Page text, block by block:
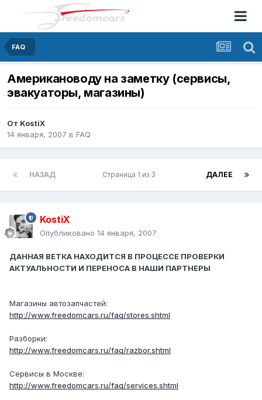
FAQ
Американоводу на заметку (сервисы,
эвакуаторы, магазины)
От KostiX
14 января, 2007 в FAQ
НАЗАД ДАЛЕЕ
Страница 1 из 3
KostiX
Опубликовано 14 января, 2007
ДАННАЯ ВЕТКА НАХОДИТСЯ В ПРОЦЕССЕ ПРОВЕРКИ
АКТУАЛЬНОСТИ И ПЕРЕНОСА В НАШИ ПАРТНЕРЫ
Магазины автозапчастей:
http://www.freedomcars.ru/faq/stores.shtml
Разборки:
http://www.freedomcars.ru/faq/razbor.shtml
Сервисы в Москве:
http://www.freedomcars.ru/faq/services.shtml